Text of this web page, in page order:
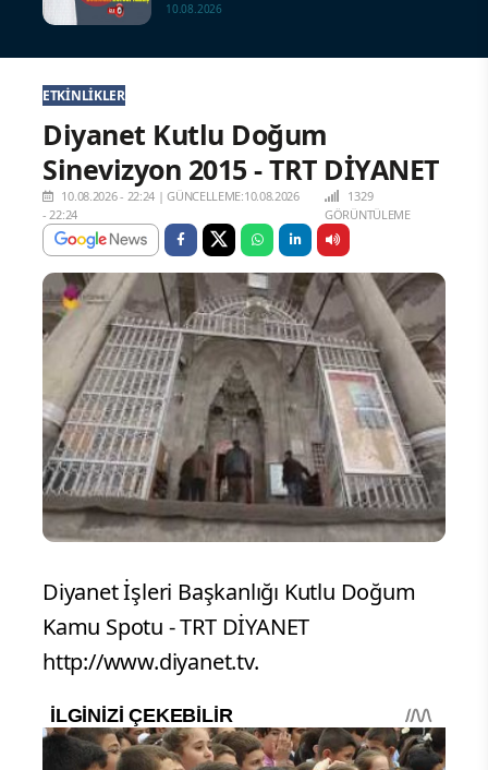
10.08.2026
ETKINLIKLER
Diyanet Kutlu Doğum
Sinevizyon 2015 - TRT DİYANET
10.08.2026 - 22:24 |GÜNCELLEME:10.08.2026
- 22:24
1329
GÖRÜNTÜLEME
Diyanet İşleri Başkanlığı Kutlu Doğum
Kamu Spotu - TRT DİYANET
http://www.diyanet.tv.